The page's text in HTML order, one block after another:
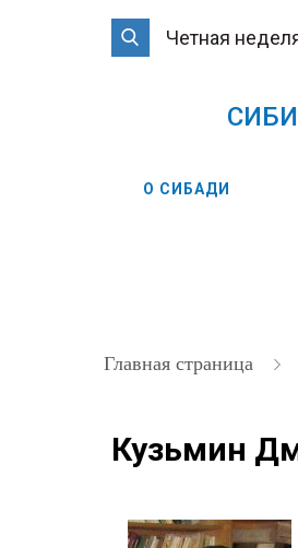
Четная
О СИБАДИ
Главная страница
Кузьмин